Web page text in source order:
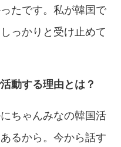
たです。私が韓国で
っかりと受け止めて
動する理由とは？
ちゃんみなの韓国活
るから。今から話す